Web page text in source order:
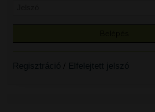
Regisztráció / Elfelejtett jelszó